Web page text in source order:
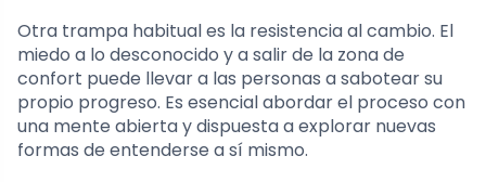
Otra trampa habitual es la resistencia al cambio. El
miedo a lo desconocido y a salir de la zona de
confort puede llevar a las personas a sabotear su
propio progreso. Es esencial abordar el proceso con
una mente abierta y dispuesta a explorar nuevas
formas de entenderse a sí mismo.